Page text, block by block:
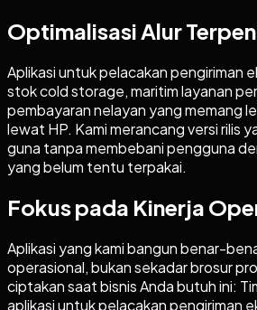
Optimalisasi Alur
Aplikasi untuk pelacakan pengiriman
stok cold storage, maritim layanan
pembayaran nelayan yang memang
lewat HP. Kami merancang versi rilis
guna tanpa membebani pengguna
yang belum tentu terpakai.
Fokus pada Kinerja
Aplikasi yang kami bangun benar-
operasional, bukan sekadar brosur
ciptakan saat bisnis Anda butuh ini:
aplikasi untuk pelacakan pengiriman